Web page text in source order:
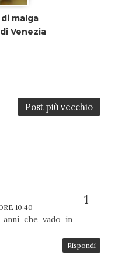
malga
Venezia
Post più vecchio
10:40
anni che vado in
Rispondi